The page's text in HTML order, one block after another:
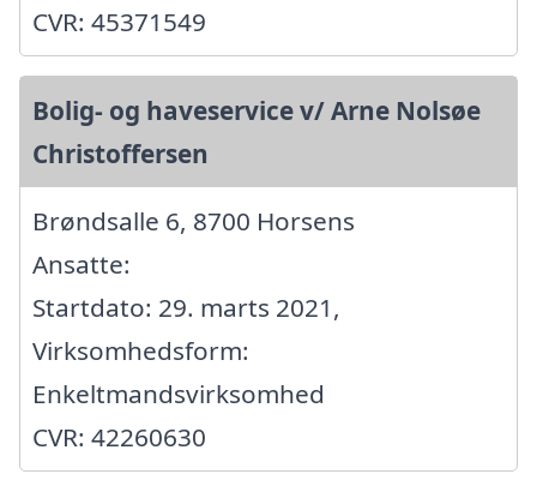
CVR: 45371549
Bolig- og haveservice v/ Arne Nolsøe
Christoffersen
Brøndsalle 6, 8700 Horsens
Ansatte:
Startdato: 29. marts 2021,
Virksomhedsform:
Enkeltmandsvirksomhed
CVR: 42260630